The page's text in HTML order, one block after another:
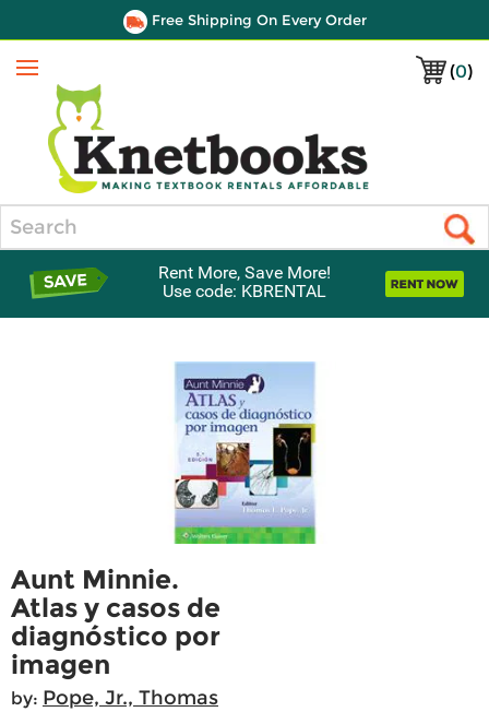
Free Shipping On Every Order
(0)
Menu
Rent More, Save More!
Use code: KBRENTAL
Aunt Minnie.
Atlas y casos de
diagnóstico por
imagen
by: Pope, Jr., Thomas